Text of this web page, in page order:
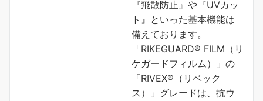
『飛散防止』や『UVカッ
ト』といった基本機能は
備えております。
「RIKEGUARD® FILM（リ
ケガードフィルム）」の
「RIVEX®（リベック
ス）」グレードは、抗ウ